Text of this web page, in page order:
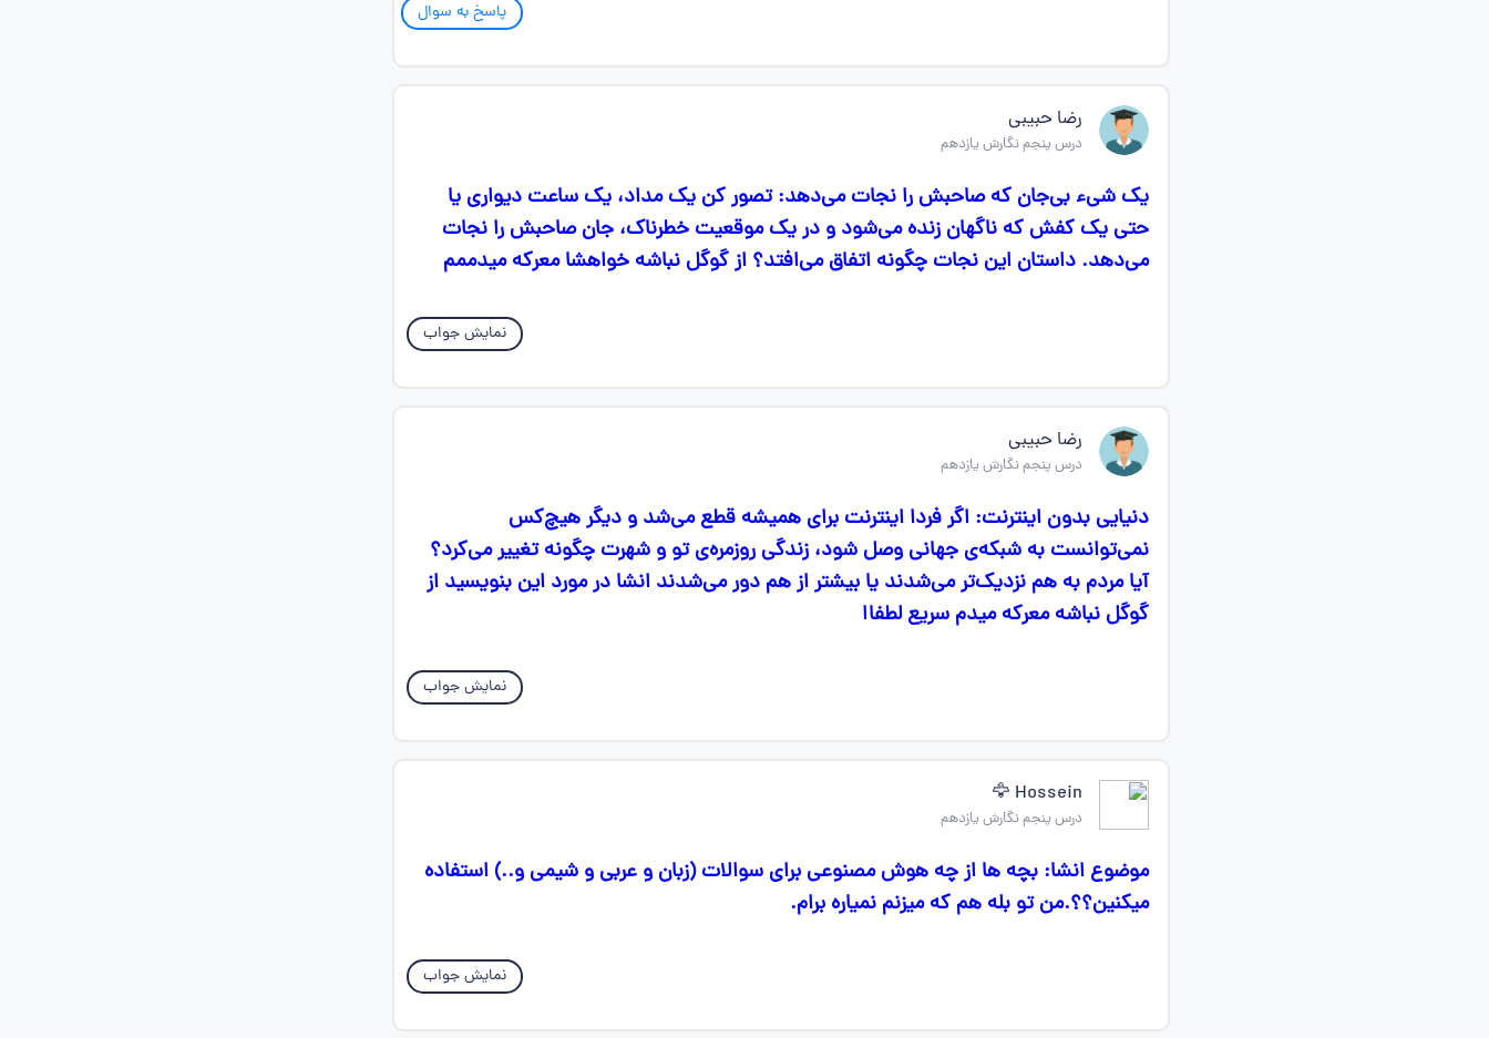
پاسخ به سوال
رضا حبیبی
درس پنجم نگارش یازدهم
یک شیء بی‌جان که صاحبش را نجات می‌دهد: تصور کن یک مداد، یک ساعت دیواری یا
حتی یک کفش که ناگهان زنده می‌شود و در یک موقعیت خطرناک، جان صاحبش را نجات
می‌دهد. داستان این نجات چگونه اتفاق می‌افتد؟ از گوگل نباشه خواهشا معرکه میدممم
نمایش جواب
رضا حبیبی
درس پنجم نگارش یازدهم
دنیایی بدون اینترنت: اگر فردا اینترنت برای همیشه قطع می‌شد و دیگر هیچ‌کس
نمی‌توانست به شبکه‌ی جهانی وصل شود، زندگی روزمره‌ی تو و شهرت چگونه تغییر می‌کرد؟
آیا مردم به هم نزدیک‌تر می‌شدند یا بیشتر از هم دور می‌شدند انشا در مورد این بنویسید از
گوگل نباشه معرکه میدم سریع لطفاا
نمایش جواب
Hossein 🦅
درس پنجم نگارش یازدهم
موضوع انشا: بچه ها از چه هوش مصنوعی برای سوالات (زبان و عربی و شیمی و..) استفاده
میکنین؟؟.من تو بله هم که میزنم نمیاره برام.
نمایش جواب